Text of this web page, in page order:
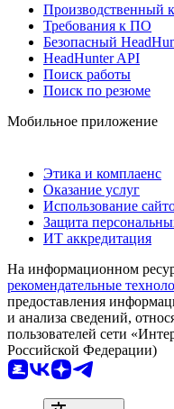
Производственный
Требования к ПО
Безопасный
HeadHunter API
Поиск работы
Поиск по резюме
Мобильное приложение
Этика и комплаенс
Оказание услуг
Использование
Защита
ИТ аккредитация
На информационном
рекомендательные
предоставления
и анализа сведений,
пользователей сети
Российской Федерации)